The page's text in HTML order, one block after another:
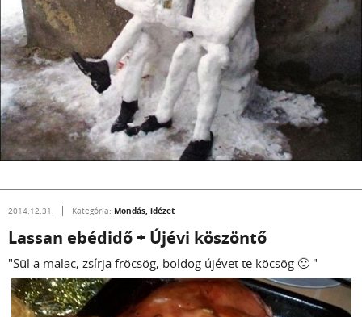
2014.12.31. Kategória: Mondás, idézet
Lassan ebédidő + Újévi köszöntő
"Sül a malac, zsírja fröcsög, boldog újévet te köcsög 🙂 "